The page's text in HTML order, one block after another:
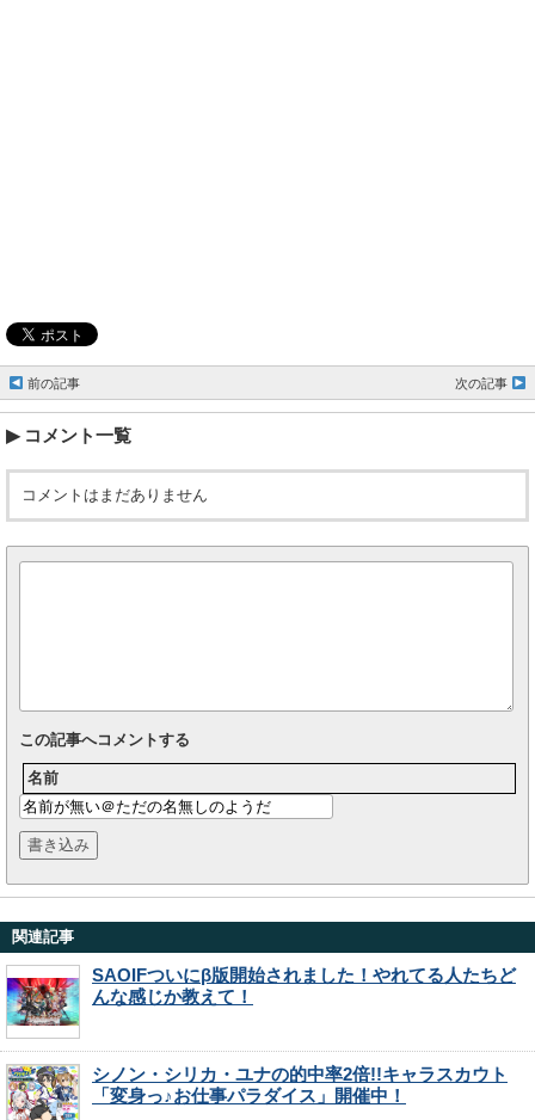
前の記事 次の記事
コメント一覧
コメントはまだありません
この記事へコメントする
名前
関連記事
SAOIFついにβ版開始されました！やれてる人たちど
んな感じか教えて！
シノン・シリカ・ユナの的中率2倍!!キャラスカウト
「変身っ♪お仕事パラダイス」開催中！